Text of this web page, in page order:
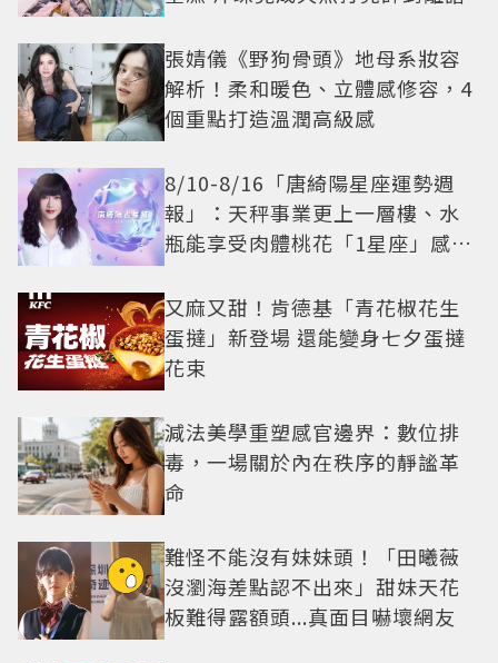
張婧儀《野狗骨頭》地母系妝容
解析！柔和暖色、立體感修容，4
個重點打造溫潤高級感
8/10-8/16「唐綺陽星座運勢週
報」：天秤事業更上一層樓、水
瓶能享受肉體桃花「1星座」感情
又麻又甜！肯德基「青花椒花生
蛋撻」新登場 還能變身七夕蛋撻
花束
減法美學重塑感官邊界：數位排
毒，一場關於內在秩序的靜謐革
命
難怪不能沒有妹妹頭！「田曦薇
沒瀏海差點認不出來」甜妹天花
板難得露額頭...真面目嚇壞網友